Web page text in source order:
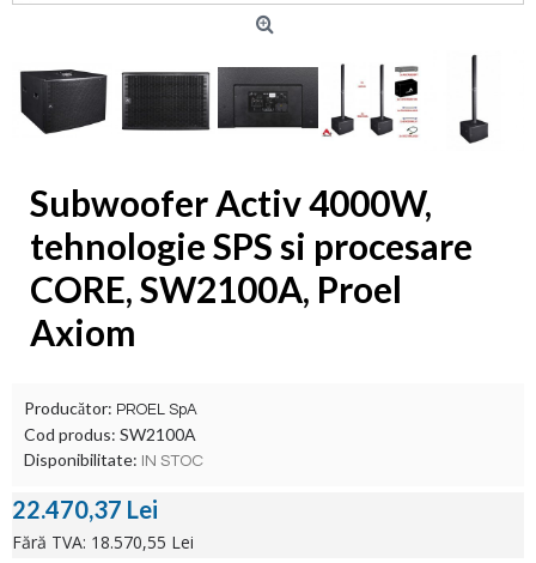
Subwoofer Activ 4000W,
tehnologie SPS si procesare
CORE, SW2100A, Proel
Axiom
Producător: PROEL SpA
Cod produs: SW2100A
Disponibilitate:
IN STOC
22.470,37 Lei
Fără TVA: 18.570,55 Lei